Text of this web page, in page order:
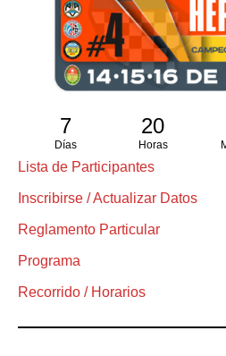
7
Días
20
Horas
Lista de Participantes
Inscribirse / Actualizar Datos
Reglamento Particular
Programa
Recorrido / Horarios